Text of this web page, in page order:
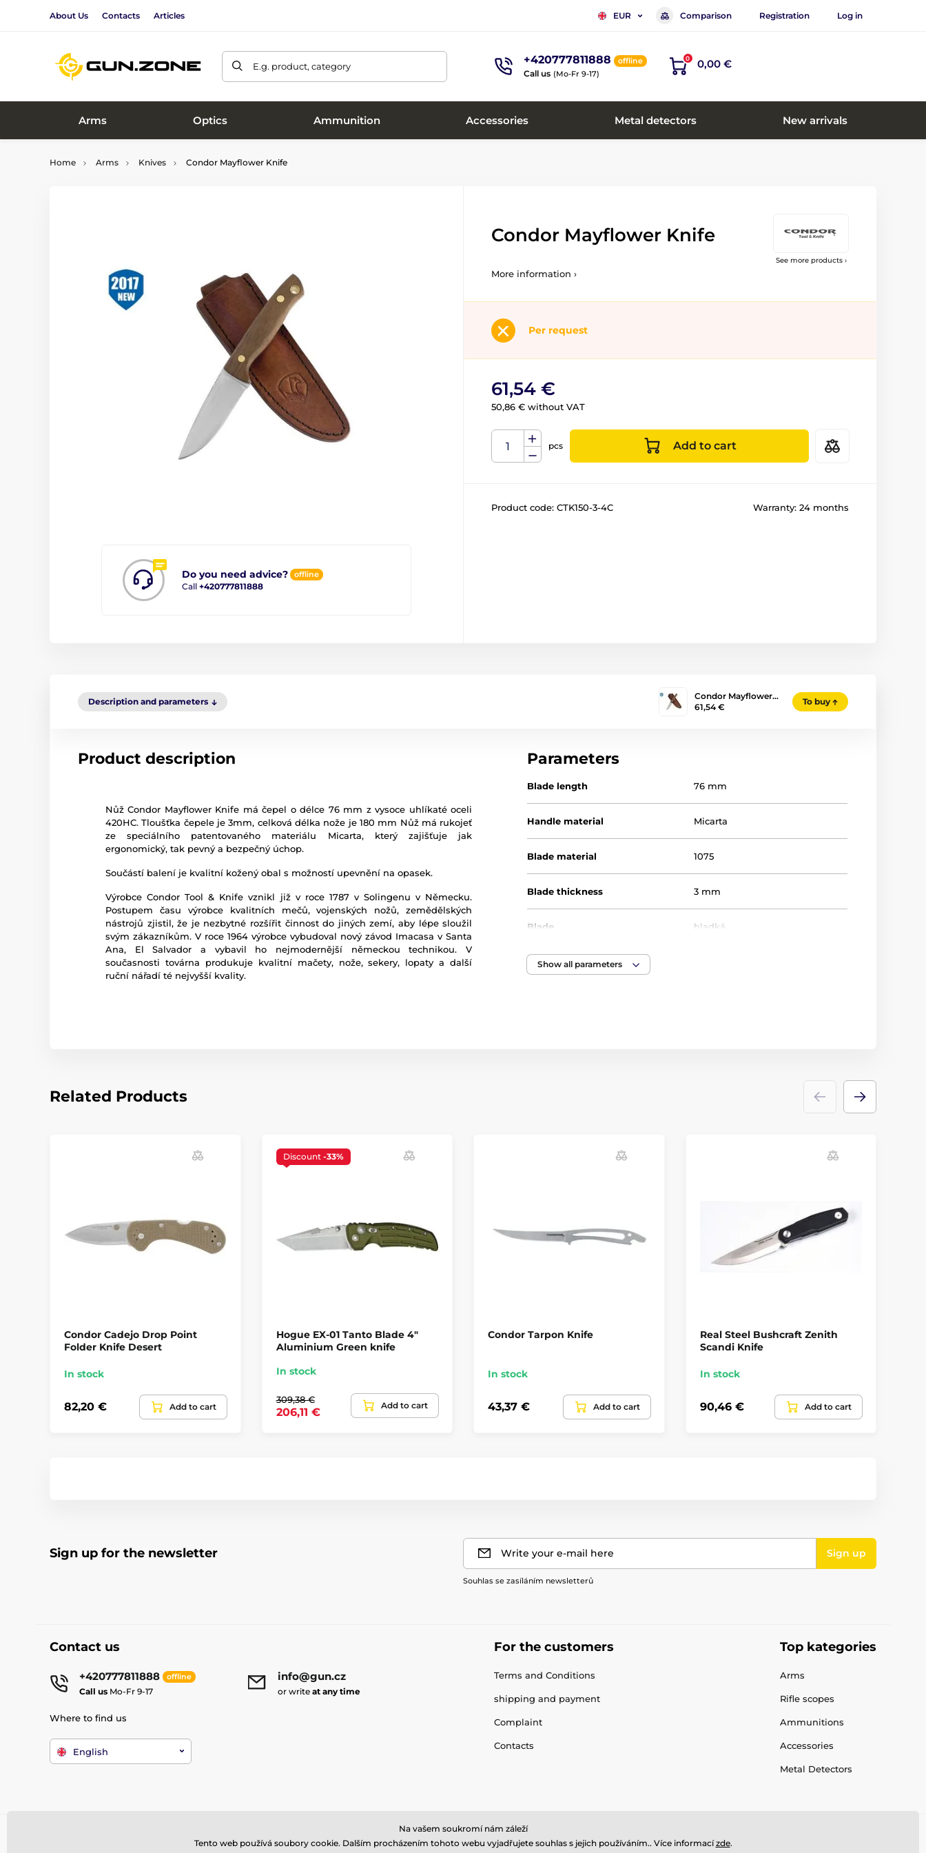
About Us Contacts Articles EUR Comparison Registration Log in
E.g. product, category +420777811888 offline
Call us (Mo-Fr 9-17)
0 0,00 €
Arms Optics Ammunition Accessories Metal detectors New arrivals
Home Arms Knives Condor Mayflower Knife
See more products ›
Do you need advice? offline
Call +420777811888
Condor Mayflower Knife
More information ›
Per request
61,54 €
50,86 € without VAT
pcs Add to cart
Product code: CTK150-3-4C Warranty: 24 months
Description and parameters
Condor Mayflower…
61,54 €
To buy
Product description
Nůž Condor Mayflower Knife má čepel o délce 76 mm z vysoce uhlíkaté oceli
420HC. Tloušťka čepele je 3mm, celková délka nože je 180 mm Nůž má rukojeť
ze speciálního patentovaného materiálu Micarta, který zajišťuje jak
ergonomický, tak pevný a bezpečný úchop.
Součástí balení je kvalitní kožený obal s možností upevnění na opasek.
Výrobce Condor Tool & Knife vznikl již v roce 1787 v Solingenu v Německu.
Postupem času výrobce kvalitních mečů, vojenských nožů, zemědělských
nástrojů zjistil, že je nezbytné rozšířit činnost do jiných zemí, aby lépe sloužil
svým zákazníkům. V roce 1964 výrobce vybudoval nový závod Imacasa v Santa
Ana, El Salvador a vybavil ho nejmodernější německou technikou. V
současnosti továrna produkuje kvalitní mačety, nože, sekery, lopaty a další
ruční nářadí té nejvyšší kvality.
Parameters
Blade length 76 mm
Handle material Micarta
Blade material 1075
Blade thickness 3 mm
Blade hladká
Length
Show all parameters
Related Products
Condor Cadejo Drop Point
Folder Knife Desert
In stock
82,20 € Add to cart
Discount -33%
Hogue EX-01 Tanto Blade 4"
Aluminium Green knife
In stock
309,38 €
206,11 €
Add to cart
Condor Tarpon Knife
In stock
43,37 € Add to cart
Real Steel Bushcraft Zenith
Scandi Knife
In stock
90,46 € Add to cart
Sign up for the newsletter Write your e-mail here Sign up
Souhlas se zasíláním newsletterů
Contact us
+420777811888 offline
Call us Mo-Fr 9-17
info@gun.cz
or write at any time
Where to find us
English
For the customers
Terms and Conditions
shipping and payment
Complaint
Contacts
Top kategories
Arms
Rifle scopes
Ammunitions
Accessories
Metal Detectors
© 2026 gun.zone ⦁ E-shop created bySIMPLIA.cz
Na vašem soukromí nám záleží
Tento web používá soubory cookie. Dalším procházením tohoto webu vyjadřujete souhlas s jejich používáním.. Více informacízde.